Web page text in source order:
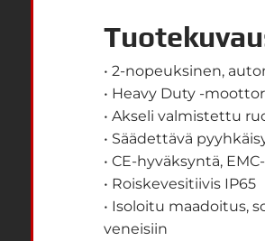
• 2-nopeuksinen,
• Heavy Duty -
• Akseli valmistettu
• Säädettävä
• CE-hyväksyntä,
• Roiskevesitiivis IP65
• Isoloitu maadoitus,
veneisiin